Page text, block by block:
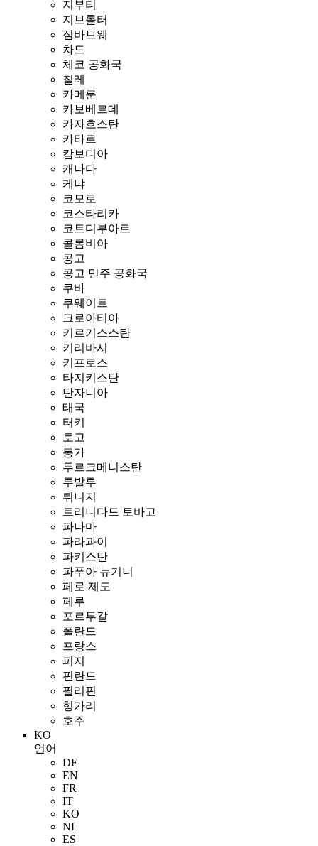
지부티
지브롤터
짐바브웨
차드
체코 공화국
칠레
카메룬
카보베르데
카자흐스탄
카타르
캄보디아
캐나다
케냐
코모로
코스타리카
코트디부아르
콜롬비아
콩고
콩고 민주 공화국
쿠바
쿠웨이트
크로아티아
키르기스스탄
키리바시
키프로스
타지키스탄
탄자니아
태국
터키
토고
통가
투르크메니스탄
투발루
튀니지
트리니다드 토바고
파나마
파라과이
파키스탄
파푸아 뉴기니
페로 제도
페루
포르투갈
폴란드
프랑스
피지
핀란드
필리핀
헝가리
호주
KO
언어
DE
EN
FR
IT
KO
NL
ES